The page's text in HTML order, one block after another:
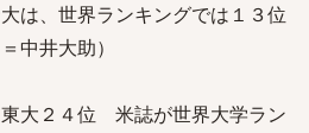
は、世界ランキングでは１３位
中井大助）
大２４位 米誌が世界大学ラン